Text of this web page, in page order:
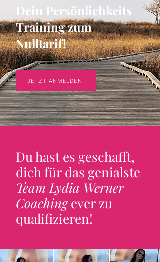
Dein Persönlichkeits
Training zum
Nulltarif!
JETZT ANMELDEN
Du hast es geschafft,
dich für das genialste
Team Lydia Werner
Coachingever zu
qualifizieren!